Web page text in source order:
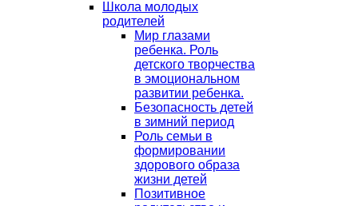
Школа молодых
родителей
Мир глазами
ребенка. Роль
детского творчества
в эмоциональном
развитии ребенка.
Безопасность детей
в зимний период
Роль семьи в
формировании
здорового образа
жизни детей
Позитивное